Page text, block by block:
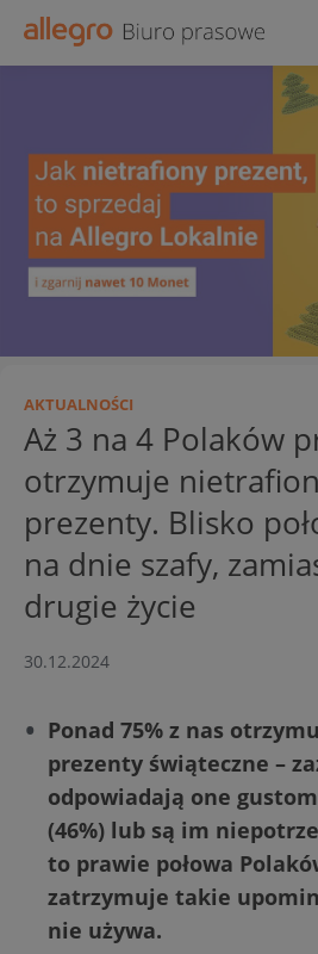
AKTUALNOŚCI
Aż 3 na 4 Polaków
otrzymuje
prezenty. Blisko
na dnie szafy,
drugie życie
30.12.2024
Ponad 75% z nas
prezenty świąteczne –
odpowiadają one
(46%) lub są im
to prawie połowa
zatrzymuje takie
nie używa.